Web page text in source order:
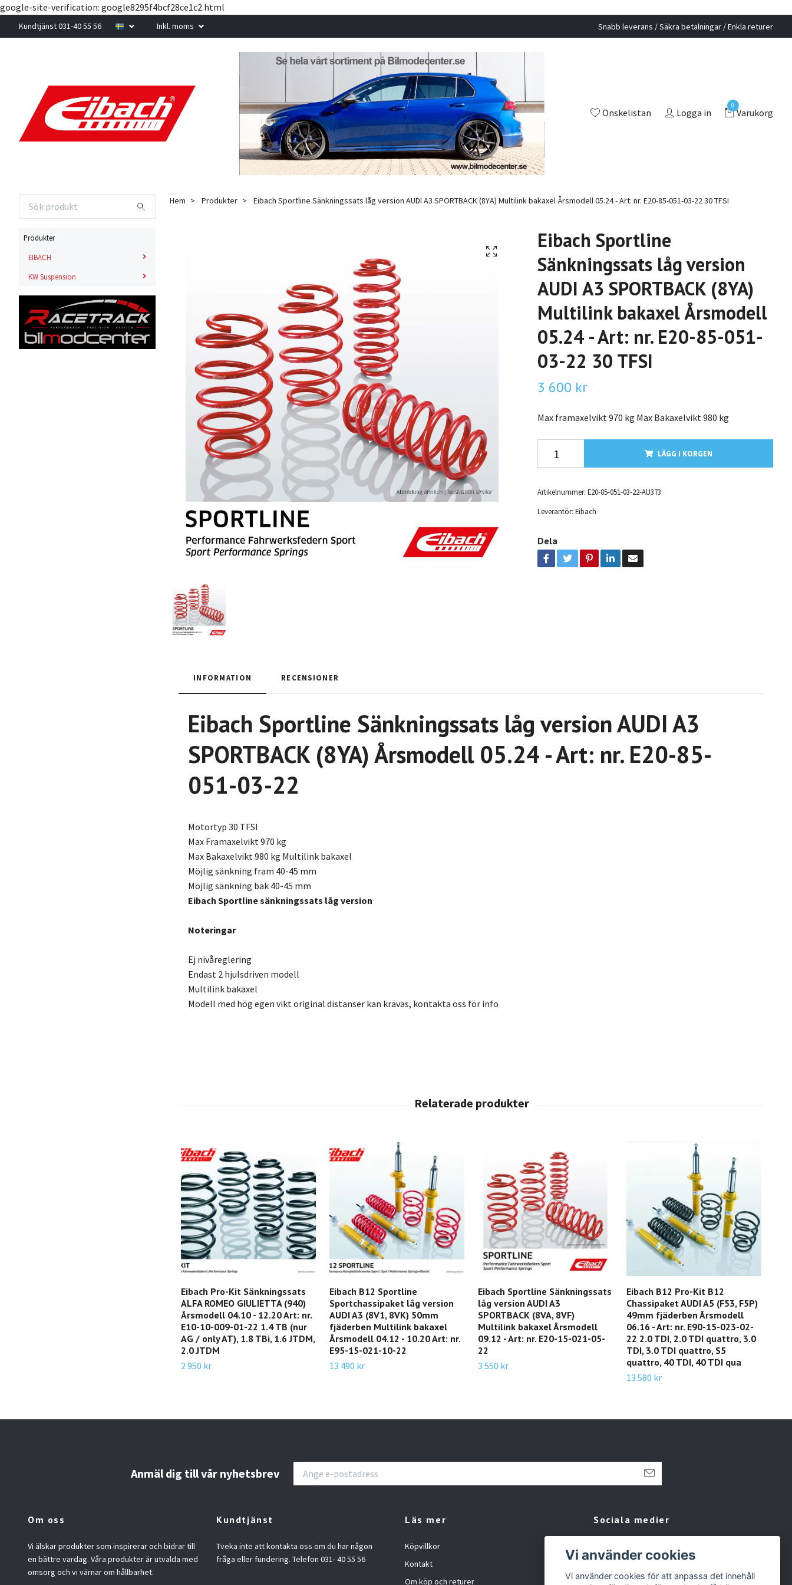
google-site-verification: google8295f4bcf28ce1c2.html
Kundtjänst 031-40 55 56 Inkl. moms Snabb leverans / Säkra betalningar / Enkla returer
Önskelistan Logga in
0
Varukorg
Produkter
EIBACH
KW Suspension
Hem Produkter Eibach Sportline Sänkningssats låg version AUDI A3 SPORTBACK (8YA) Multilink bakaxel Årsmodell 05.24 - Art: nr. E20-85-051-03-22 30 TFSI
Eibach Sportline
Sänkningssats låg version
AUDI A3 SPORTBACK (8YA)
Multilink bakaxel Årsmodell
05.24 - Art: nr. E20-85-051-
03-22 30 TFSI
3 600 kr
Max framaxelvikt 970 kg Max Bakaxelvikt 980 kg
LÄGG I KORGEN
Artikelnummer: E20-85-051-03-22-AU373
Leverantör: Eibach
Dela
INFORMATION RECENSIONER
Eibach Sportline Sänkningssats låg version AUDI A3
SPORTBACK (8YA) Årsmodell 05.24 - Art: nr. E20-85-
051-03-22
Motortyp 30 TFSI
Max Framaxelvikt 970 kg
Max Bakaxelvikt 980 kg Multilink bakaxel
Möjlig sänkning fram 40-45 mm
Möjlig sänkning bak 40-45 mm
Eibach Sportline sänkningssats låg version
Noteringar
Ej nivåreglering
Endast 2 hjulsdriven modell
Multilink bakaxel
Modell med hög egen vikt original distanser kan krävas, kontakta oss för info
Eibach Pro-Kit Sänkningssats
ALFA ROMEO GIULIETTA (940)
Årsmodell 04.10 - 12.20 Art: nr.
E10-10-009-01-22 1.4 TB (nur
AG / only AT), 1.8 TBi, 1.6 JTDM,
2.0 JTDM
2 950 kr
Eibach B12 Sportline
Sportchassipaket låg version
AUDI A3 (8V1, 8VK) 50mm
fjäderben Multilink bakaxel
Årsmodell 04.12 - 10.20 Art: nr.
E95-15-021-10-22
13 490 kr
Eibach Sportline Sänkningssats
låg version AUDI A3
SPORTBACK (8VA, 8VF)
Multilink bakaxel Årsmodell
09.12 - Art: nr. E20-15-021-05-
22
3 550 kr
Eibach B12 Pro-Kit B12
Chassipaket AUDI A5 (F53, F5P)
49mm fjäderben Årsmodell
06.16 - Art: nr. E90-15-023-02-
22 2.0 TDI, 2.0 TDI quattro, 3.0
TDI, 3.0 TDI quattro, S5
quattro, 40 TDI, 40 TDI qua
13 580 kr
Anmäl dig till vår nyhetsbrev
Om oss
Vi älskar produkter som inspirerar och bidrar till
en bättre vardag. Våra produkter är utvalda med
omsorg och vi värnar om hållbarhet.
Kundtjänst
Tveka inte att kontakta oss om du har någon
fråga eller fundering. Telefon 031- 40 55 56
Läs mer
Köpvillkor
Kontakt
Om köp och returer
Sociala medier
Instagram
Tiktok
Vi använder cookies
Vi använder cookies för att anpassa det innehåll